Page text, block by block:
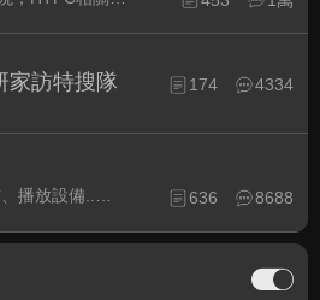
家訪特搜隊 174 4334
3D影片拍攝製作、播放設備..等相關討論 636 8688